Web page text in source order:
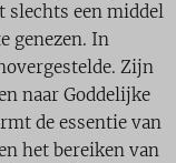
slechts een middel
genezen. In
Zijn
naar Goddelijke
de essentie van
het bereiken van